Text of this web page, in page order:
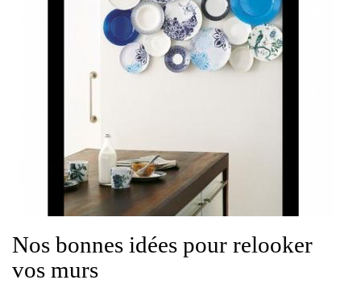
Nos bonnes idées pour relooker
vos murs